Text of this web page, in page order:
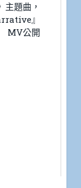
題曲，
』
MV公開